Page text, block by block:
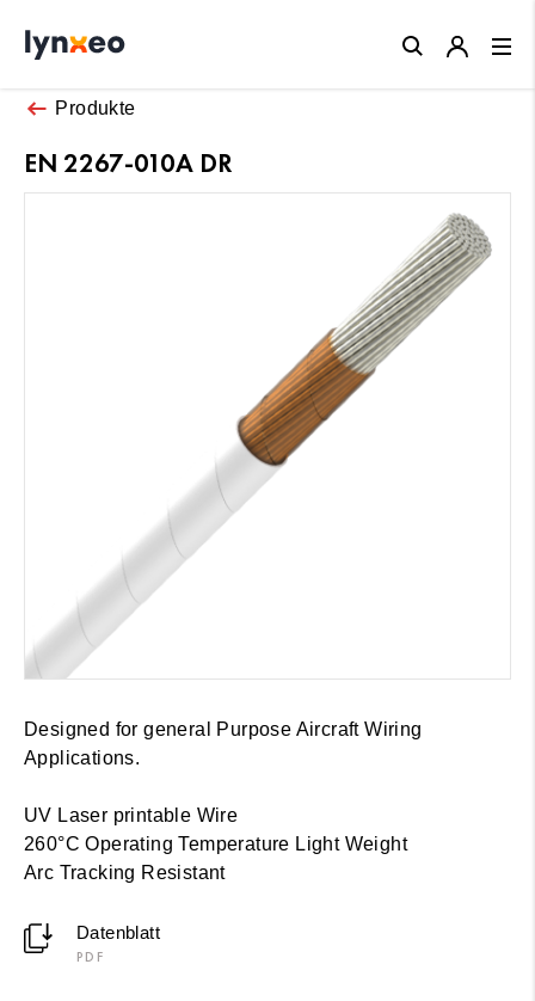
Produkte
EN 2267-010A DR
Designed for general Purpose Aircraft Wiring
Applications.
UV Laser printable Wire
260°C Operating Temperature Light Weight
Arc Tracking Resistant
Datenblatt
PDF
Close